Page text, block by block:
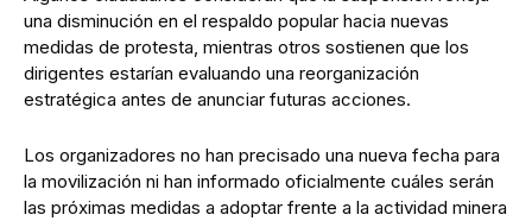
una disminución en el respaldo popular hacia nuevas
medidas de protesta, mientras otros sostienen que los
dirigentes estarían evaluando una reorganización
estratégica antes de anunciar futuras acciones.
Los organizadores no han precisado una nueva fecha para
la movilización ni han informado oficialmente cuáles serán
las próximas medidas a adoptar frente a la actividad minera